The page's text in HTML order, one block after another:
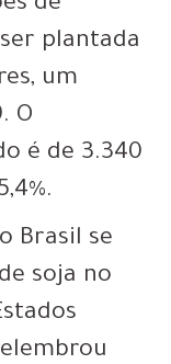
de
plantada
um
O
é de 3.340
Brasil se
soja no